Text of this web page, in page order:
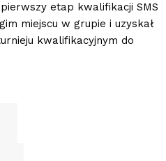
etap kwalifikacji SMS
miejscu w grupie i uzyskał
kwalifikacyjnym do